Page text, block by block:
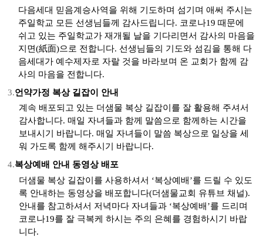
다음세대 믿음계승사역을 위해 기도하며 섬기며 애써 주시는
주일학교 모든 선생님들께 감사드립니다. 코로나19때문에
쉬고 있는 주일학교가 재개될 날을 기다리면서 감사의 마음을
지면(紙面)으로 전합니다.선생님들의 기도와 섬김을 통해 다
음세대가 예수제자로 자랄 것을 바라보며 온 교회가 함께 감
사의 마음을 전합니다.
3.언약가정 복상 길잡이 안내
계속 배포되고 있는 더샘물 복상 길잡이를 잘 활용해 주셔서
감사합니다.매일 자녀들과 함께 말씀으로 함께하는 시간을
보내시기 바랍니다.매일 자녀들이 말씀 복상으로 일상을 세
워 가도록 함께 해주시기 바랍니다.
4.복상예배 안내 동영상 배포
더샘물 복상 길잡이를 사용하셔서 ‘복상예배’를 드릴 수 있도
록 안내하는 동영상을 배포합니다(더샘물교회 유튜브 채널).
안내를 참고하셔서 저녁마다 자녀들과 ‘복상예배’를 드리며
코로나19를 잘 극복케 하시는 주의 은혜를 경험하시기 바랍
니다.